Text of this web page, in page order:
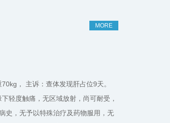
MORE
， 主诉：查体发现肝占位9天。
轻度触痛，无区域放射，尚可耐受，
史，无予以特殊治疗及药物服用，无